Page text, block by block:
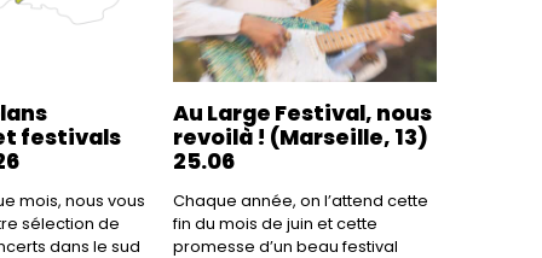
festivals
mois, nous vous
sélection de
dans le sud
Au Large Festival, nous
revoilà ! (Marseille, 13)
25.06
Chaque année, on l’attend cette
fin du mois de juin et cette
promesse d’un beau festival